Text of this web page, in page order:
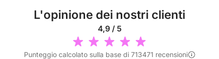
L'opinione dei nostri clienti
4,9 / 5
Punteggio calcolato sulla base di 713471 recensioni